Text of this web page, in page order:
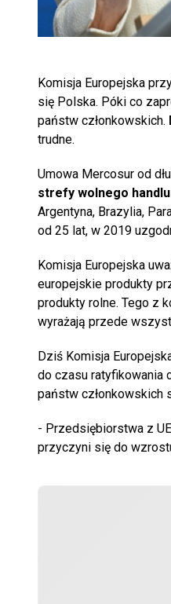
Komisja Europejska
się Polska. Póki co
państw członkowskich.
trudne.
Umowa Mercosur od
strefy wolnego
Argentyna, Brazylia,
od 25 lat, w 2019
Komisja Europejska
europejskie produkty
produkty rolne. Tego z
wyrażają przede
Dziś Komisja
do czasu ratyfikowania
państw członkowskich
- Przedsiębiorstwa z
przyczyni się do